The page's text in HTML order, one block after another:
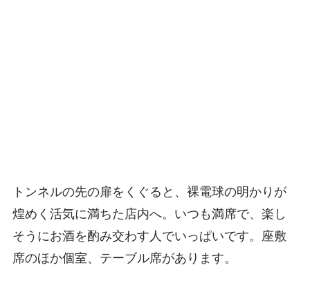
トンネルの先の扉をくぐると、裸電球の明かりが
煌めく活気に満ちた店内へ。いつも満席で、楽し
そうにお酒を酌み交わす人でいっぱいです。座敷
席のほか個室、テーブル席があります。